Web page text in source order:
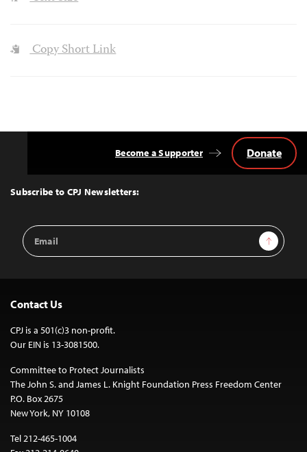
Copy Short Link
Top
Subscribe to CPJ Newsletters:
Email
Address
Sign Up
Become a Supporter Donate
Contact Us
CPJ is a 501(c)3 non-profit.
Our EIN is 13-3081500.
Committee to Protect Journalists
The John S. and James L. Knight Foundation Press Freedom Center
P.O. Box 2675
New York, NY 10108
Tel 212-465-1004